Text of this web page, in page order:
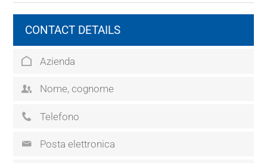
CONTACT DETAILS